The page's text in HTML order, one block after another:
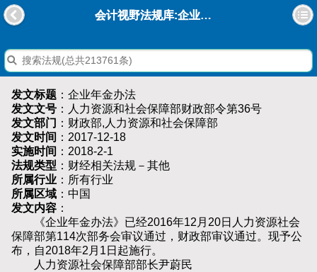
会计视野法规库:企业年金办法
发文标题 ：企业年金办法
发文文号 ：人力资源和社会保障部财政部令第36号
发文部门 ：财政部,人力资源和社会保障部
发文时间 ：2017-12-18
实施时间 ：2018-2-1
法规类型 ：财经相关法规－其他
所属行业 ：所有行业
所属区域 ：中国
发文内容 ：
《企业年金办法》已经2016年12月20日人力资源社会
保障部第114次部务会审议通过，财政部审议通过。现予公
布，自2018年2月1日起施行。
人力资源社会保障部部长尹蔚民